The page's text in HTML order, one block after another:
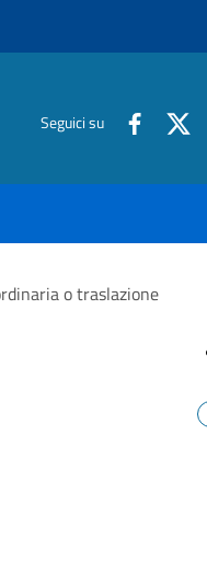
Seguici su
o traslazione